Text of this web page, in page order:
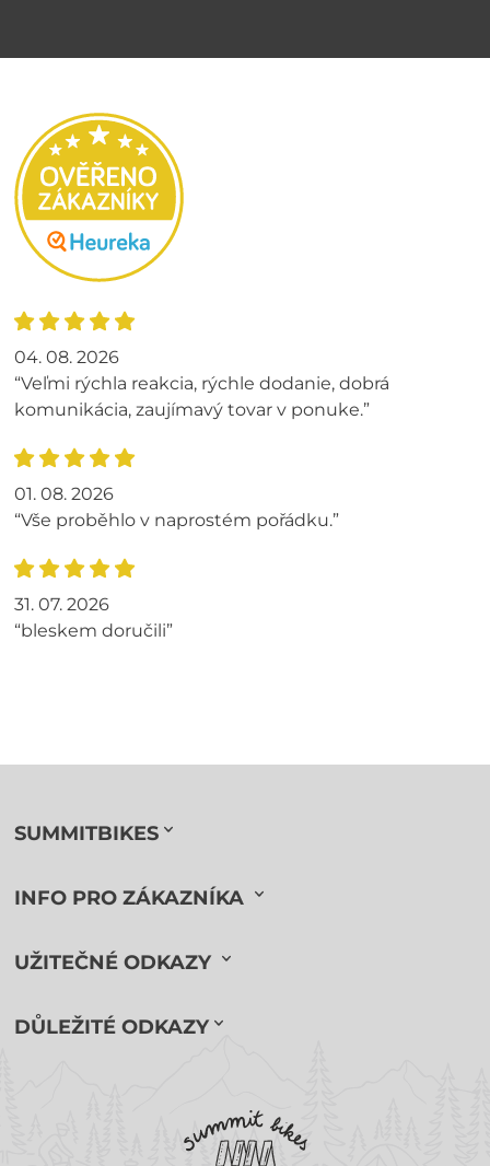
04. 08. 2026
“Veľmi rýchla reakcia, rýchle dodanie, dobrá
komunikácia, zaujímavý tovar v ponuke.”
01. 08. 2026
“Vše proběhlo v naprostém pořádku.”
31. 07. 2026
“bleskem doručili”
SUMMITBIKES
INFO PRO ZÁKAZNÍKA
UŽITEČNÉ ODKAZY
DŮLEŽITÉ ODKAZY